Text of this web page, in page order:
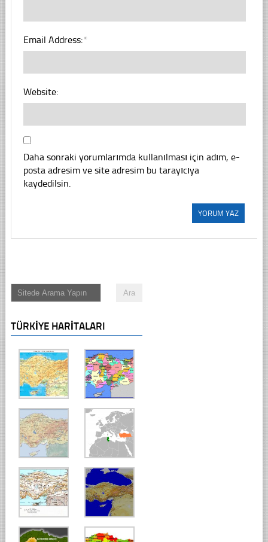
Email Address:*
Website:
Daha sonraki yorumlarımda kullanılması için adım, e-
posta adresim ve site adresim bu tarayıcıya
kaydedilsin.
TÜRKIYE HARITALARI